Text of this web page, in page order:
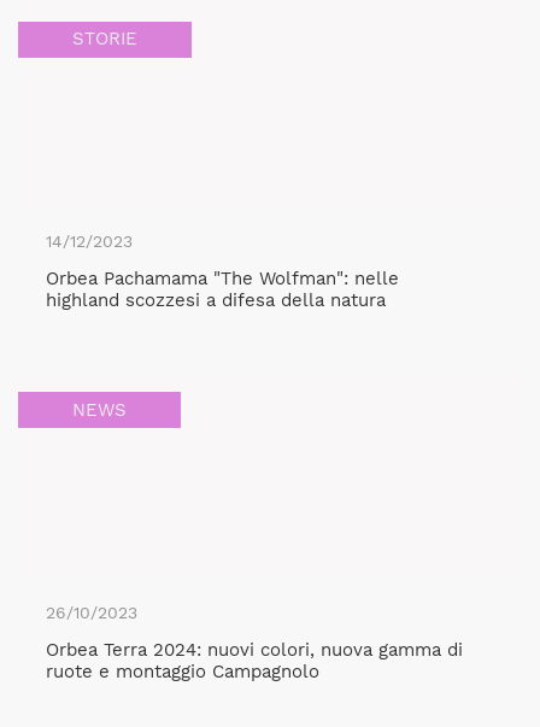
STORIE
14/12/2023
Orbea Pachamama "The Wolfman": nelle
highland scozzesi a difesa della natura
NEWS
26/10/2023
Orbea Terra 2024: nuovi colori, nuova gamma di
ruote e montaggio Campagnolo